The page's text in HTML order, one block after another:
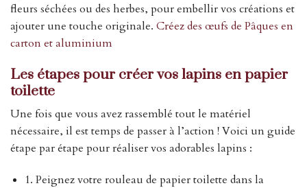
fleurs séchées ou des herbes, pour embellir vos créations et
ajouter une touche originale. Créez des œufs de Pâques en
carton et aluminium
Les étapes pour créer vos lapins en papier
toilette
Une fois que vous avez rassemblé tout le matériel
nécessaire, il est temps de passer à l’action ! Voici un guide
étape par étape pour réaliser vos adorables lapins :
1. Peignez votre rouleau de papier toilette dans la